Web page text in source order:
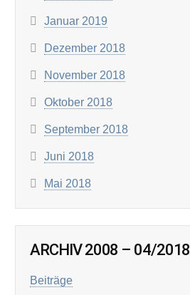
Januar 2019
Dezember 2018
November 2018
Oktober 2018
September 2018
Juni 2018
Mai 2018
ARCHIV 2008 – 04/2018
Beiträge